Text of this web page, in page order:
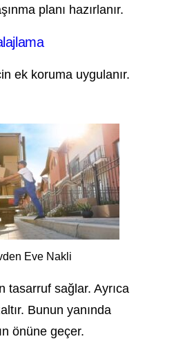
planı hazırlanır.
ek koruma uygulanır.
Eve Nakli
tasarruf sağlar. Ayrıca
Bunun yanında
önüne geçer.